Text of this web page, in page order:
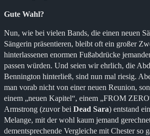
Gute Wahl?
Nun, wie bei vielen Bands, die einen neuen
Sängerin präsentieren, bleibt oft ein großer
hinterlassenen enormen Fußabdrücke
passen würden. Und seien wir ehrlich, die
Bennington hinterließ, sind nun mal riesig.
man vorab nicht von einer neuen Reunion,
einem „neuen Kapitel“, einem „FROM
Armstrong (zuvor bei Dead Sara) entstand
Melange, mit der wohl kaum jemand
dementsprechende Vergleiche mit Chester so